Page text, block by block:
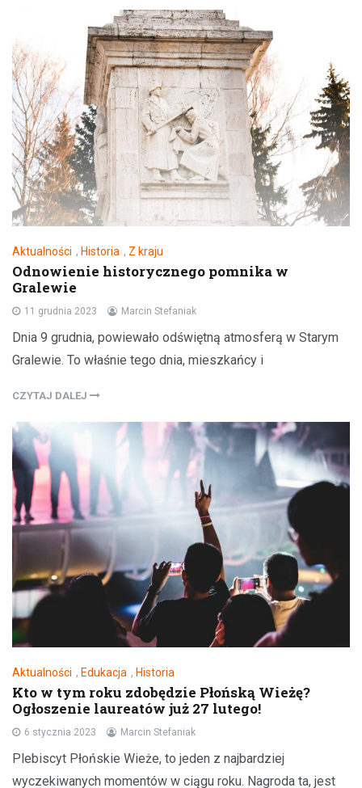
Aktualności , Historia , Z kraju
Odnowienie historycznego pomnika w
Gralewie
11 grudnia 2023 Marcin Stefaniak
Dnia 9 grudnia, powiewało odświętną atmosferą w Starym
Gralewie. To właśnie tego dnia, mieszkańcy i
CZYTAJ DALEJ
Aktualności , Edukacja , Historia
Kto w tym roku zdobędzie Płońską Wieżę?
Ogłoszenie laureatów już 27 lutego!
6 stycznia 2023 Marcin Stefaniak
Plebiscyt Płońskie Wieże, to jeden z najbardziej
wyczekiwanych momentów w ciągu roku. Nagroda ta, jest